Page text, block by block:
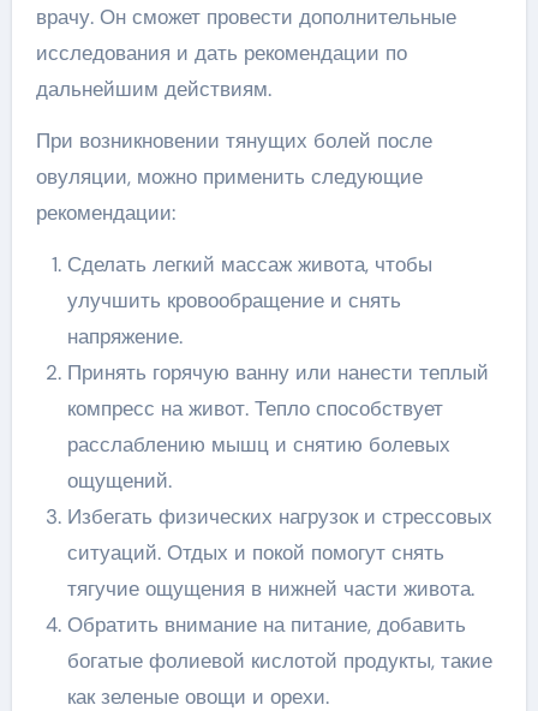
врачу. Он сможет провести дополнительные
исследования и дать рекомендации по
дальнейшим действиям.
При возникновении тянущих болей после
овуляции, можно применить следующие
рекомендации:
Сделать легкий массаж живота, чтобы
улучшить кровообращение и снять
напряжение.
Принять горячую ванну или нанести теплый
компресс на живот. Тепло способствует
расслаблению мышц и снятию болевых
ощущений.
Избегать физических нагрузок и стрессовых
ситуаций. Отдых и покой помогут снять
тягучие ощущения в нижней части живота.
Обратить внимание на питание, добавить
богатые фолиевой кислотой продукты, такие
как зеленые овощи и орехи.